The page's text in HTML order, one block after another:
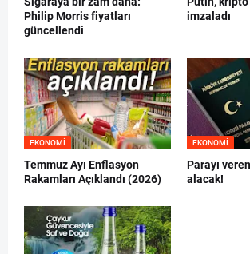
Philip Morris fiyatları
güncellendi
imzaladı
EKONOMI
Temmuz Ayı Enflasyon
Rakamları Açıklandı (2026)
EKONOMI
Parayı
alacak!